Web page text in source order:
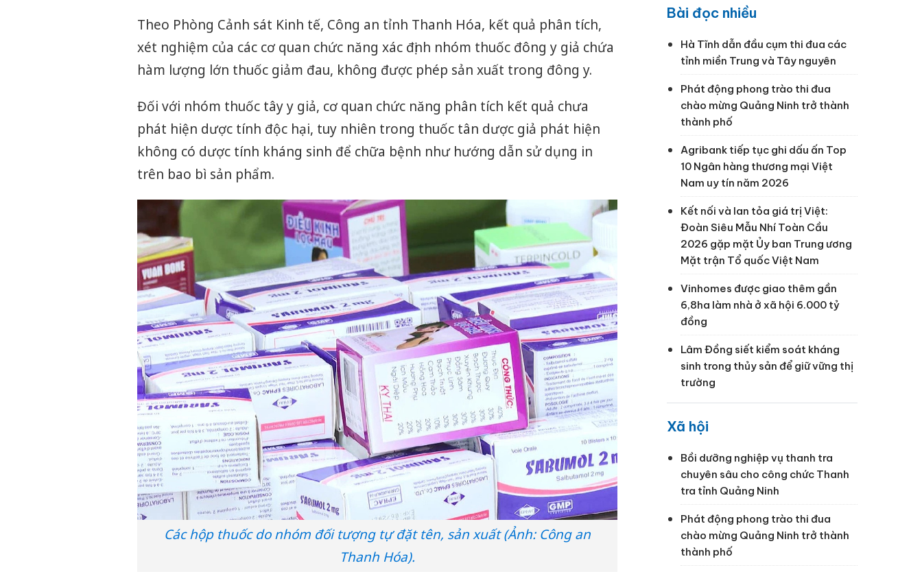
Theo Phòng Cảnh sát Kinh tế, Công an tỉnh Thanh Hóa, kết quả phân tích,
xét nghiệm của các cơ quan chức năng xác định nhóm thuốc đông y giả chứa
hàm lượng lớn thuốc giảm đau, không được phép sản xuất trong đông y.
Đối với nhóm thuốc tây y giả, cơ quan chức năng phân tích kết quả chưa
phát hiện dược tính độc hại, tuy nhiên trong thuốc tân dược giả phát hiện
không có dược tính kháng sinh để chữa bệnh như hướng dẫn sử dụng in
trên bao bì sản phẩm.
Các hộp thuốc do nhóm đối tượng tự đặt tên, sản xuất (Ảnh: Công an
Thanh Hóa).
Bài đọc nhiều
Hà Tĩnh dẫn đầu cụm thi đua các
tỉnh miền Trung và Tây nguyên
Phát động phong trào thi đua
chào mừng Quảng Ninh trở thành
thành phố
Agribank tiếp tục ghi dấu ấn Top
10 Ngân hàng thương mại Việt
Nam uy tín năm 2026
Kết nối và lan tỏa giá trị Việt:
Đoàn Siêu Mẫu Nhí Toàn Cầu
2026 gặp mặt Ủy ban Trung ương
Mặt trận Tổ quốc Việt Nam
Vinhomes được giao thêm gần
6,8ha làm nhà ở xã hội 6.000 tỷ
đồng
Lâm Đồng siết kiểm soát kháng
sinh trong thủy sản để giữ vững thị
trường
Xã hội
Bồi dưỡng nghiệp vụ thanh tra
chuyên sâu cho công chức Thanh
tra tỉnh Quảng Ninh
Phát động phong trào thi đua
chào mừng Quảng Ninh trở thành
thành phố